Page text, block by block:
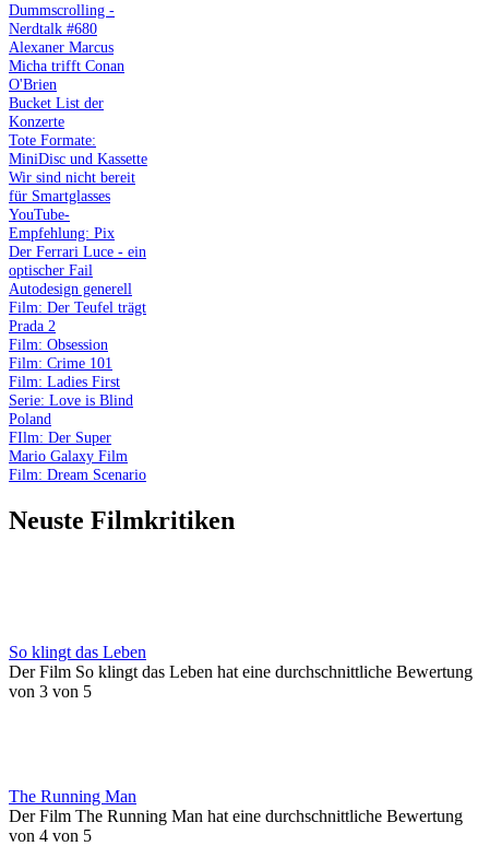
Dummscrolling -
Nerdtalk #680
Alexaner Marcus
Micha trifft Conan
O'Brien
Bucket List der
Konzerte
Tote Formate:
MiniDisc und Kassette
Wir sind nicht bereit
für Smartglasses
YouTube-
Empfehlung: Pix
Der Ferrari Luce - ein
optischer Fail
Autodesign generell
Film: Der Teufel trägt
Prada 2
Film: Obsession
Film: Crime 101
Film: Ladies First
Serie: Love is Blind
Poland
FIlm: Der Super
Mario Galaxy Film
Film: Dream Scenario
Neuste Filmkritiken
So klingt das Leben
Der Film So klingt das Leben hat eine durchschnittliche Bewertung
von 3 von 5
The Running Man
Der Film The Running Man hat eine durchschnittliche Bewertung
von 4 von 5